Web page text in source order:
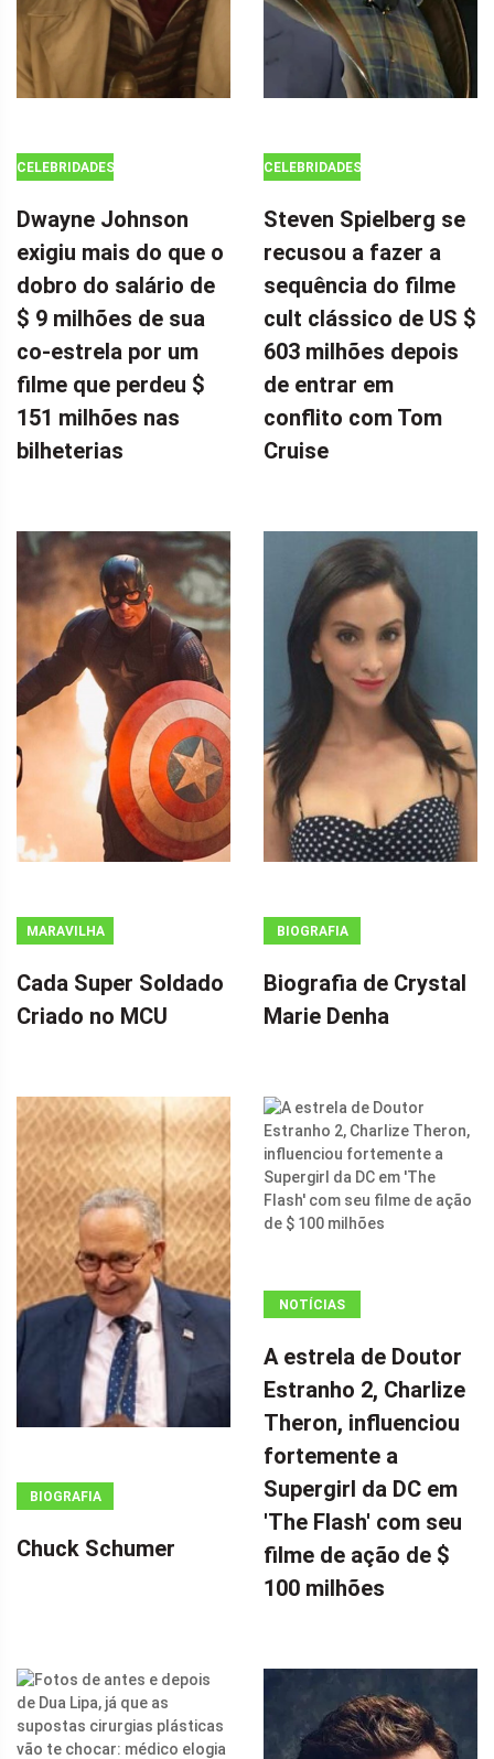
CELEBRIDADES
Dwayne Johnson
exigiu mais do que o
dobro do salário de
$ 9 milhões de sua
co-estrela por um
filme que perdeu $
151 milhões nas
bilheterias
CELEBRIDADES
Steven Spielberg se
recusou a fazer a
sequência do filme
cult clássico de US $
603 milhões depois
de entrar em
conflito com Tom
Cruise
MARAVILHA
Cada Super Soldado
Criado no MCU
BIOGRAFIA
Biografia de Crystal
Marie Denha
BIOGRAFIA
Chuck Schumer
NOTÍCIAS
(ADSBYGOOGLE
=
WINDOW.ADSBYGOOGLE
|| []).PUSH({});
A ESTRELA DE
DOUTOR
ESTRANHO 2,
CHARLIZE
THERON,
DA DC EM 'THE
FLASH' COM
A estrela de Doutor
Estranho 2, Charlize
Theron, influenciou
fortemente a
Supergirl da DC em
'The Flash' com seu
filme de ação de $
100 milhões